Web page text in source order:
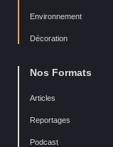
Environnement
Décoration
Nos Formats
Articles
Reportages
Podcast